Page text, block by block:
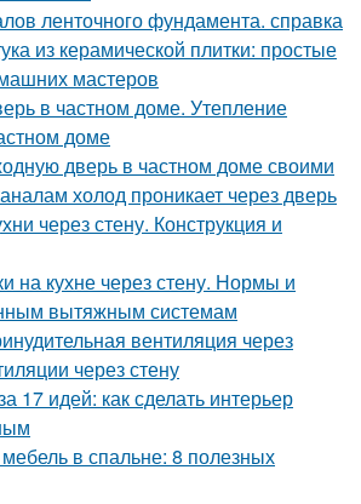
ленточного фундамента. справка
из керамической плитки: простые
мастеров
в частном доме. Утепление
доме
дверь в частном доме своими
холод проникает через дверь
через стену. Конструкция и
на кухне через стену. Нормы и
вытяжным системам
вентиляция через
через стену
17 идей: как сделать интерьер
мебель в спальне: 8 полезных